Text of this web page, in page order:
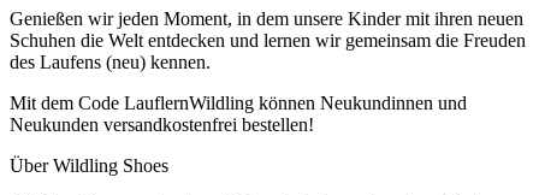
Genießen wir jeden Moment, in dem unsere Kinder mit ihren neuen
Schuhen die Welt entdecken und lernen wir gemeinsam die Freuden
des Laufens (neu) kennen.
Mit dem Code LauflernWildling können Neukundinnen und
Neukunden versandkostenfrei bestellen!
Über Wildling Shoes